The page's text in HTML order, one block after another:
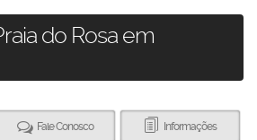
do Rosa em
Fale Conosco Informações